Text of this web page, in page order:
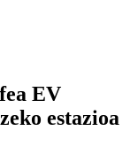
EV
estazioa